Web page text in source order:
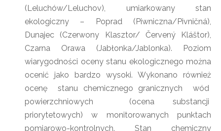
(Leluchów/Leluchov), umiarkowany stan
ekologiczny – Poprad (Piwniczna/Pivničná),
Dunajec (Czerwony Klasztor/ Červený Kláštor),
Czarna Orawa (Jabłonka/Jablonka). Poziom
wiarygodności oceny stanu ekologicznego można
ocenić jako bardzo wysoki. Wykonano również
ocenę stanu chemicznego granicznych wód
powierzchniowych (ocena substancji
priorytetowych) w monitorowanych punktach
pomiarowo-kontrolnych. Stan chemiczny